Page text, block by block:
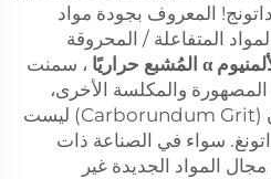
المعروف بجودة مواد
المتفاعلة / المحروقة
، سمنت
المصهورة والمكلسة الأخرى،
منتجات مثل كربيد السيليكون (Carborundum Grit) ليست
سواء في الصناعة ذات
المواد الجديدة غير